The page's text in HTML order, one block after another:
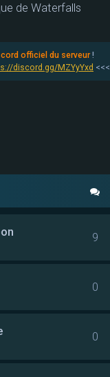
de Waterfalls
officiel du serveur!
discord.gg/MZYyYxd <<<
9
0
0